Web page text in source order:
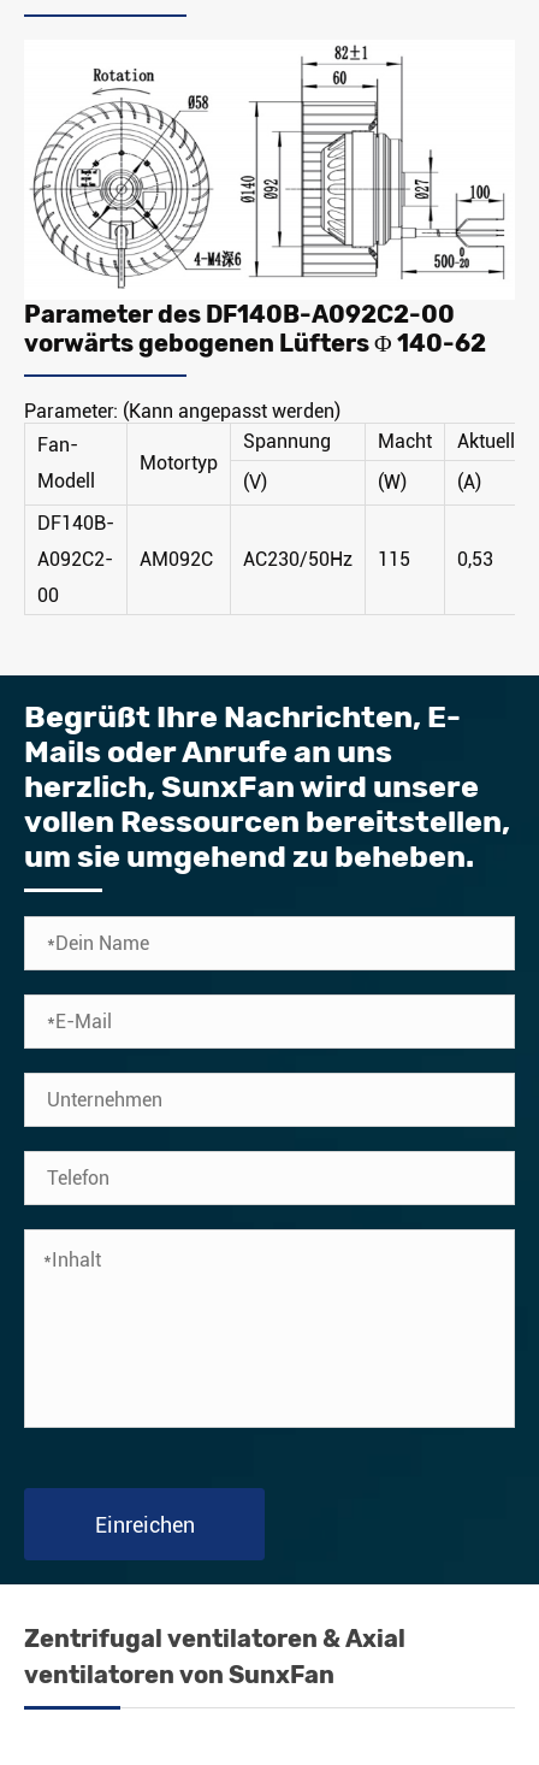
Parameter des DF140B-A092C2-00
vorwärts gebogenen Lüfters Φ 140-62
Parameter: (Kann angepasst werden)
Fan-
Modell
Motortyp
Spannung Macht
Aktuell
(V)
(W)
(A)
DF140B-
A092C2-
00
AM092C AC230/50Hz 115 0,53
Begrüßt Ihre Nachrichten, E-
Mails oder Anrufe an uns
herzlich, SunxFan wird unsere
vollen Ressourcen bereitstellen,
um sie umgehend zu beheben.
Einreichen
Zentrifugal ventilatoren & Axial
ventilatoren von SunxFan